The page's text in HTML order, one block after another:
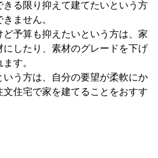
る限り抑えて建てたいという方
ません。
予算も抑えたいという方は、家
したり、素材のグレードを下げ
す。
いう方は、自分の要望が柔軟にか
住宅で家を建てることをおすす